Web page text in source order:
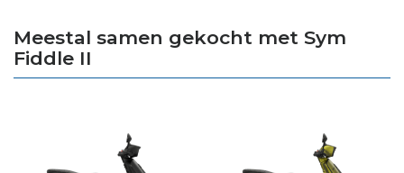
Meestal samen gekocht met Sym
Fiddle II